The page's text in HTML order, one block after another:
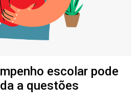
escolar pode
a questões